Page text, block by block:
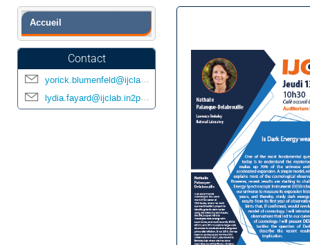
Menu
de
l'événement
Accueil
Contact
yorick.blumenfeld@ijclab.in2p3.fr
lydia.fayard@ijclab.in2p3.fr